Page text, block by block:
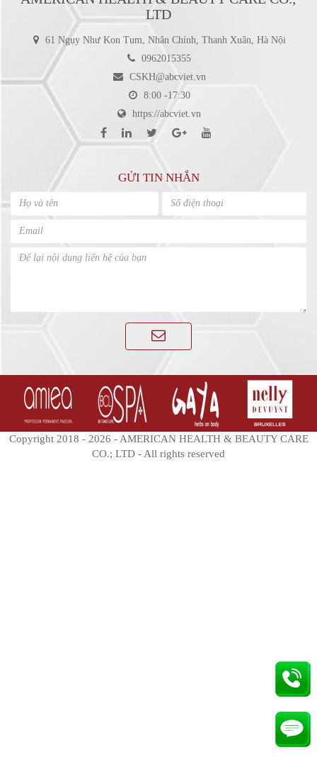
LTD
61 Ngụy Như Kon Tum, Nhân Chính, Thanh Xuân, Hà Nội
0962015355
CSKH@abcviet.vn
8:00 -17:30
https://abcviet.vn
GỬI TIN NHẮN
Copyright 2018 - 2026 - AMERICAN HEALTH & BEAUTY CARE
CO.; LTD - All rights reserved